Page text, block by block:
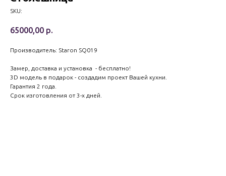
SKU:
65000,00 р.
Производитель: Staron SQ019
Замер, доставка и установка - бесплатно!
3D модель в подарок - создадим проект Вашей кухни.
Гарантия 2 года.
Срок изготовления от 3-х дней.